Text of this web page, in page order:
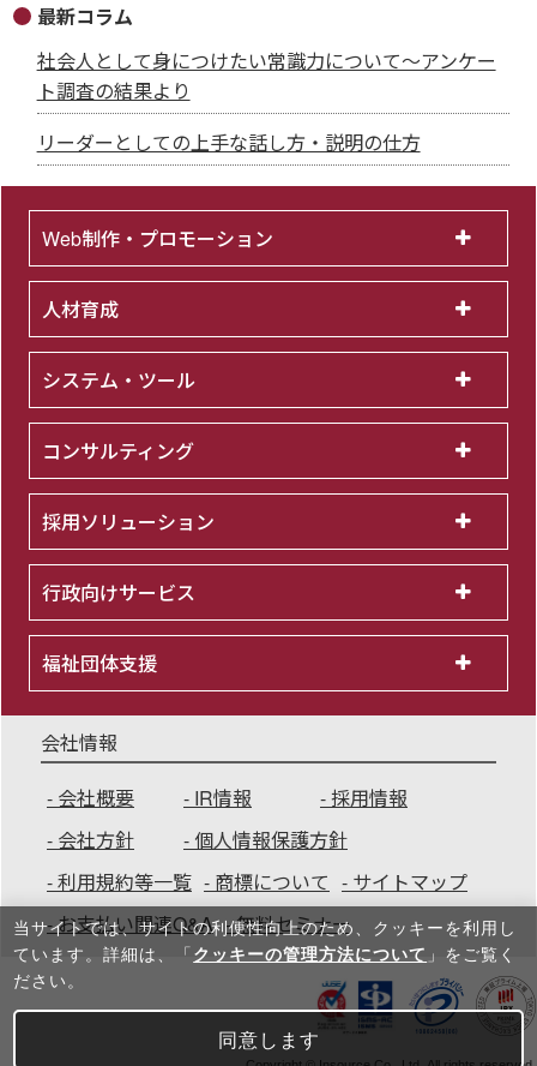
最新コラム
社会人として身につけたい常識力について～アンケー
ト調査の結果より
リーダーとしての上手な話し方・説明の仕方
Web制作・プロモーション
人材育成
システム・ツール
コンサルティング
採用ソリューション
行政向けサービス
福祉団体支援
会社情報
会社概要
IR情報
採用情報
会社方針
個人情報保護方針
利用規約等一覧
商標について
サイトマップ
お支払い関連Q&A
無料セミナー
当サイトでは、サイトの利便性向上のため、クッキーを利⽤し
ています。詳細は、「 クッキーの管理方法について 」をご覧く
ださい。
同意します